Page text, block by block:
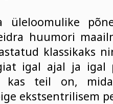
üleloomulike
huumori
klassikaks
igal ajal ja igal
kas teil on,
ekstsentrilisem